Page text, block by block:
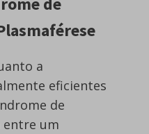
a
eficientes
de
entre um